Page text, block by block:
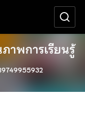
าพการเรียนรู้